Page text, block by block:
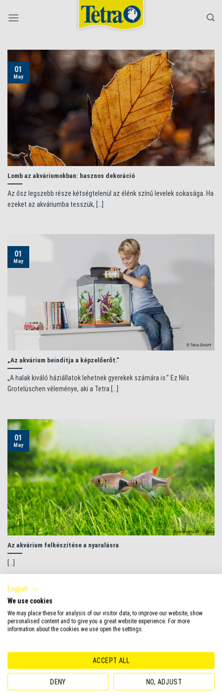
Lomb az akváriumokban: hasznos dekoráció
Az ősz legszebb része kétségtelenül az élénk színű levelek sokasága. Ha
ezeket az akváriumba tesszük, [...]
01
May
„Az akvárium beindítja a képzelőerőt.”
„A halak kiváló háziállatok lehetnek gyerekek számára is.” Ez Nils
Grotelüschen véleménye, aki a Tetra [...]
01
May
Az akvárium felkészítése a nyaralásra
[...]
01
May
01
May
English
We use cookies
We may place these for analysis of our visitor data, to improve our website, show
personalised content and to give you a great website experience. For more
information about the cookies we use open the settings.
ACCEPT ALL
DENY NO, ADJUST